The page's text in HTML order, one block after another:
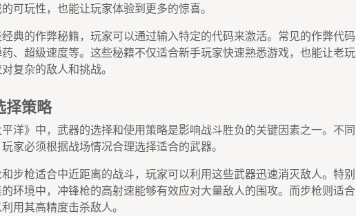
可玩性，也能让玩家体验到更多的惊喜。
典的作弊秘籍，玩家可以通过输入特定的代码来激活。常见的作弊代码
、超级速度等。这些秘籍不仅适合新手玩家快速熟悉游戏，也能让老玩
复杂的敌人和挑战。
择策略
洋》中，武器的选择和使用策略是影响战斗胜负的关键因素之一。不同
家必须根据战场情况合理选择适合的武器。
步枪适合中近距离的战斗，玩家可以利用这些武器迅速消灭敌人。特别
环境中，冲锋枪的高射速能够有效应对大量敌人的围攻。而步枪则适合
用其高精度击杀敌人。